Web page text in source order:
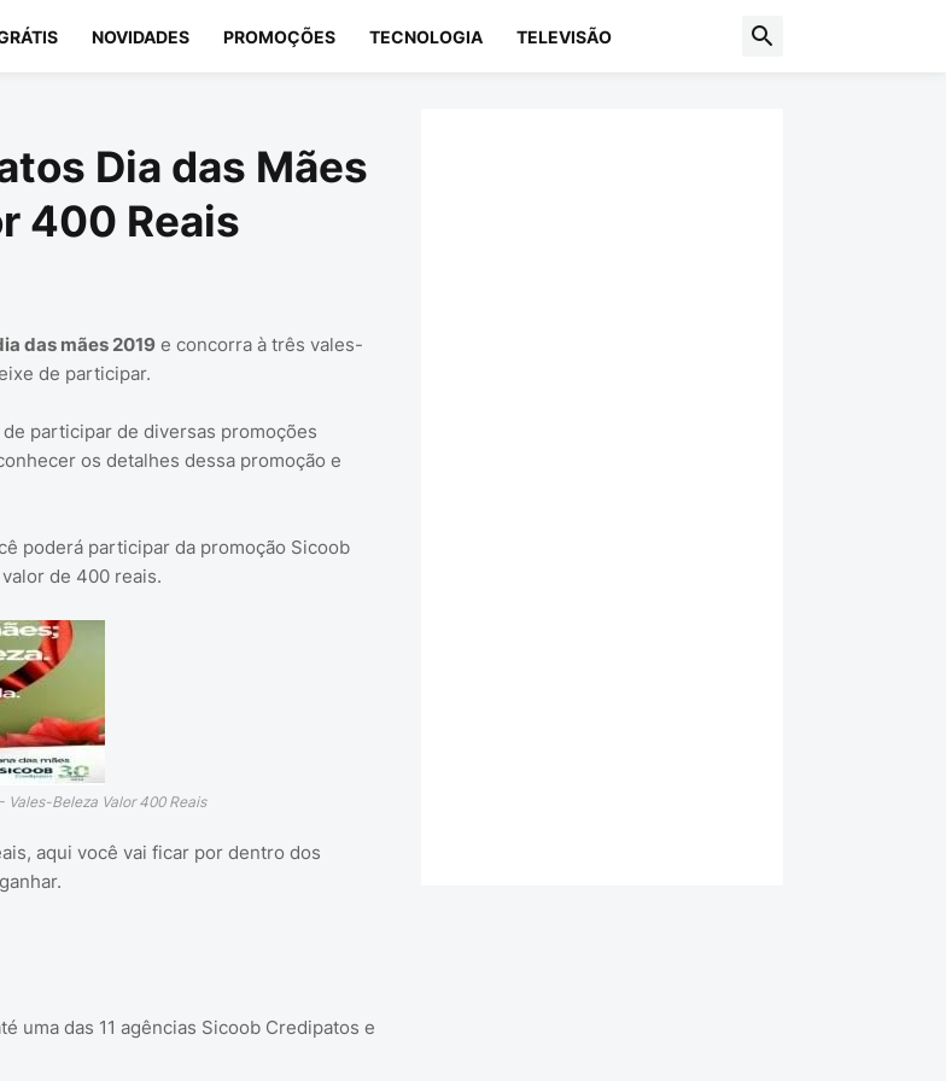
NOVIDADES PROMOÇÕES TECNOLOGIA TELEVISÃO
Dia das Mães
400 Reais
das mães 2019e concorra à três vales-
de participar.
participar de diversas promoções
os detalhes dessa promoção e
poderá participar da promoção Sicoob
de 400 reais.
Vales-Beleza Valor 400 Reais
aqui você vai ficar por dentro dos
uma das 11 agências Sicoob Credipatos e